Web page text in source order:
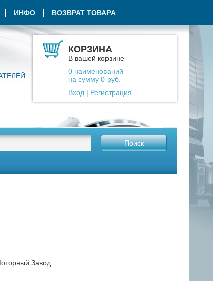
КОРЗИНА
В вашей корзине
0 наименований
на сумму 0 руб.
Вход | Регистрация
ИНФО ВОЗВРАТ ТОВАРА
Поиск
Завод